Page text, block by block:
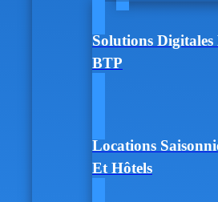
Solutions
BTP
Locations
Et Hôtels